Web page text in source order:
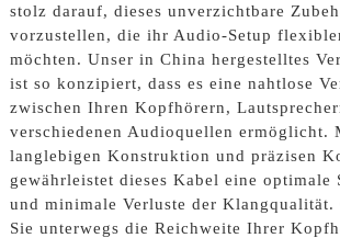
stolz darauf, dieses unverzichtbare
vorzustellen, die ihr Audio-Setup
möchten. Unser in China hergestelltes
ist so konzipiert, dass es eine nahtlose
zwischen Ihren Kopfhörern,
verschiedenen Audioquellen ermöglicht.
langlebigen Konstruktion und präzisen
gewährleistet dieses Kabel eine optimale
und minimale Verluste der Klangqualität.
Sie unterwegs die Reichweite Ihrer